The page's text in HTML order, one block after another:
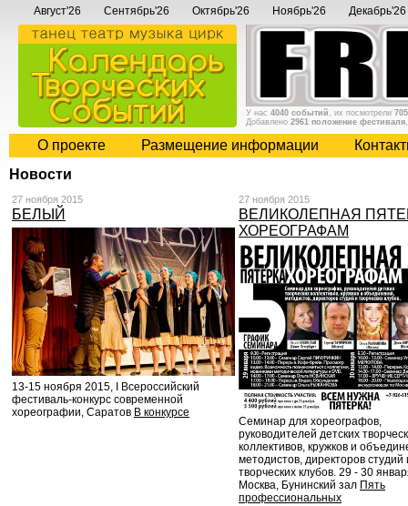
Август'26 Сентябрь'26 Октябрь'26 Ноябрь'26 Декабрь'26
У нас 4040 событий , их посмотрели
Добавлено 2961 положение фестиваля
О проекте Размещение информации
Новости
27 ноября 2015
БЕЛЫЙ
13-15 ноября 2015, I Всероссийский
фестиваль-конкурс современной
хореографии, Саратов В конкурсе
27 ноября 2015
ВЕЛИКОЛЕПНАЯ
ХОРЕОГРАФАМ
Семинар для хореографов,
руководителей детских
коллективов, кружков и
методистов, директоров студий
творческих клубов. 29 - 30
Москва, Бунинский зал Пять
профессиональных